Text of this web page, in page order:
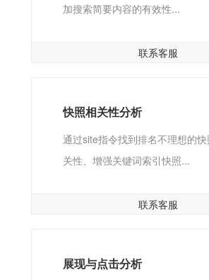
加搜索简要内容的有效性...
联系客服
快照相关性分析
通过site指令找到排名不理想的
关性、增强关键词索引快照...
联系客服
展现与点击分析